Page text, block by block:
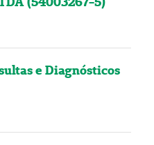
e Diagnósticos